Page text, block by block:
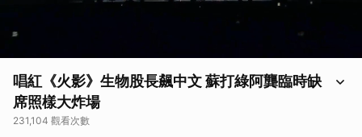
唱紅《火影》生物股長飆中文 蘇打綠阿龔臨時缺
席照樣大炸場
231,104 觀看次數